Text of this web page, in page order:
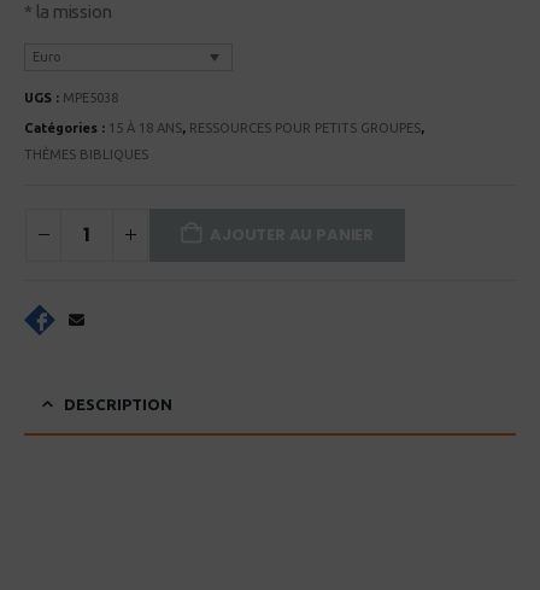
* la mission
Euro
UGS : MPE5038
Catégories : 15 À 18 ANS, RESSOURCES POUR PETITS GROUPES,
THÈMES BIBLIQUES
DESCRIPTION